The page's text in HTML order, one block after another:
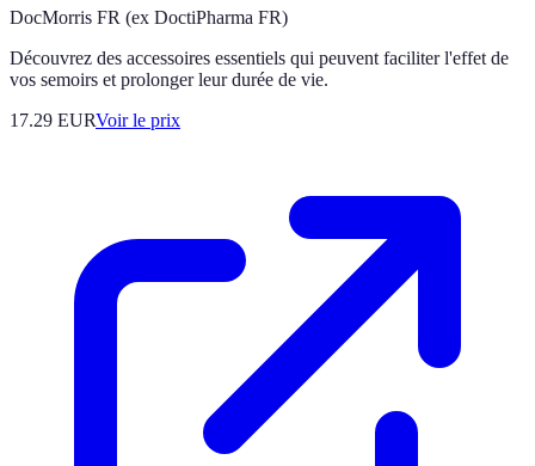
DocMorris FR (ex DoctiPharma FR)
Découvrez des accessoires essentiels qui peuvent faciliter l'effet de
vos semoirs et prolonger leur durée de vie.
17.29 EURVoir le prix